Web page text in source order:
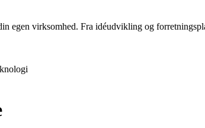
egen virksomhed. Fra idéudvikling og